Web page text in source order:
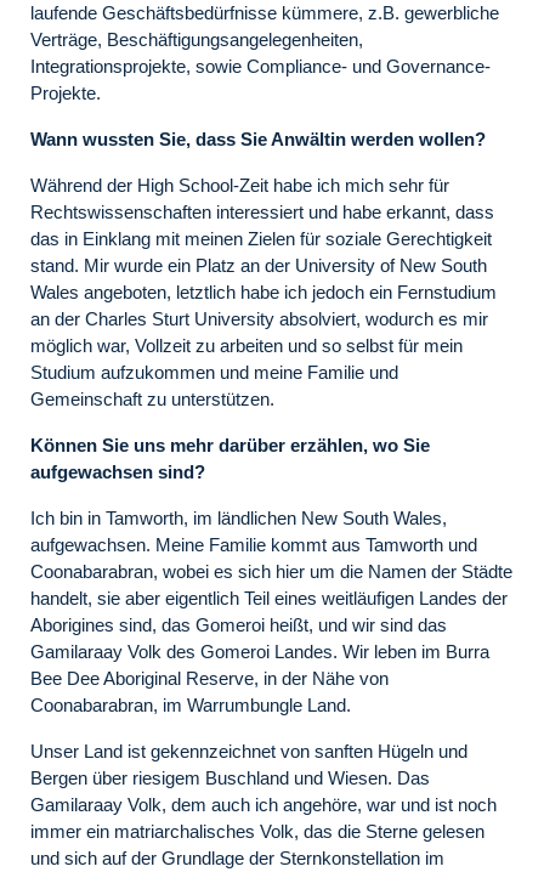
laufende Geschäftsbedürfnisse kümmere, z.B. gewerbliche
Verträge, Beschäftigungsangelegenheiten,
Integrationsprojekte, sowie Compliance- und Governance-
Projekte.
Wann wussten Sie, dass Sie Anwältin werden wollen?
Während der High School-Zeit habe ich mich sehr für
Rechtswissenschaften interessiert und habe erkannt, dass
das in Einklang mit meinen Zielen für soziale Gerechtigkeit
stand. Mir wurde ein Platz an der University of New South
Wales angeboten, letztlich habe ich jedoch ein Fernstudium
an der Charles Sturt University absolviert, wodurch es mir
möglich war, Vollzeit zu arbeiten und so selbst für mein
Studium aufzukommen und meine Familie und
Gemeinschaft zu unterstützen.
Können Sie uns mehr darüber erzählen, wo Sie
aufgewachsen sind?
Ich bin in Tamworth, im ländlichen New South Wales,
aufgewachsen. Meine Familie kommt aus Tamworth und
Coonabarabran, wobei es sich hier um die Namen der Städte
handelt, sie aber eigentlich Teil eines weitläufigen Landes der
Aborigines sind, das Gomeroi heißt, und wir sind das
Gamilaraay Volk des Gomeroi Landes. Wir leben im Burra
Bee Dee Aboriginal Reserve, in der Nähe von
Coonabarabran, im Warrumbungle Land.
Unser Land ist gekennzeichnet von sanften Hügeln und
Bergen über riesigem Buschland und Wiesen. Das
Gamilaraay Volk, dem auch ich angehöre, war und ist noch
immer ein matriarchalisches Volk, das die Sterne gelesen
und sich auf der Grundlage der Sternkonstellation im